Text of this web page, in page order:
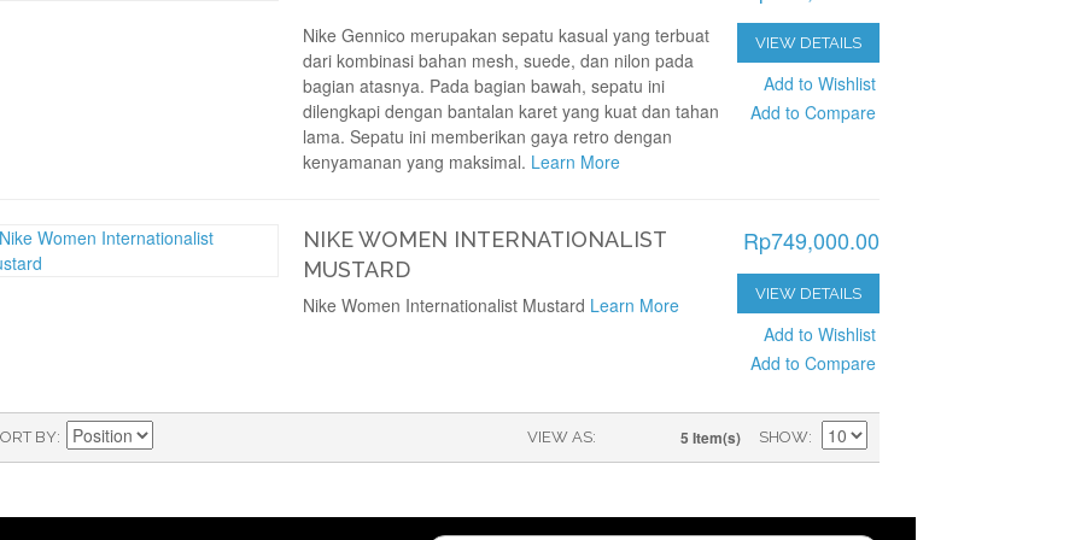
VIEW DETAILS
Add to Wishlist
Add to Compare
Nike Gennico merupakan sepatu kasual yang terbuat
dari kombinasi bahan mesh, suede, dan nilon pada
bagian atasnya. Pada bagian bawah, sepatu ini
dilengkapi dengan bantalan karet yang kuat dan tahan
lama. Sepatu ini memberikan gaya retro dengan
kenyamanan yang maksimal. Learn More
NIKE WOMEN INTERNATIONALIST
MUSTARD
Rp749,000.00
VIEW DETAILS
Add to Wishlist
Add to Compare
Nike Women Internationalist Mustard Learn More
BY VIEW AS 5 Item(s) SHOW